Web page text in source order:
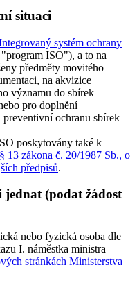
situaci
systém ochrany
ISO"), a to na
předměty movitého
na akvizice
významu do sbírek
pro doplnění
ochranu sbírek
poskytovány také k
§ 13 zákona č. 20/1987 Sb., o
předpisů.
jednat (podat žádost
nebo fyzická osoba dle
I. náměstka ministra
stránkách Ministerstva